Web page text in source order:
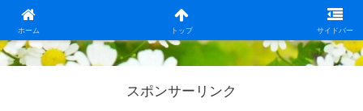
ホーム トップ サイドバー
日本第一！ニュース録
スポンサーリンク